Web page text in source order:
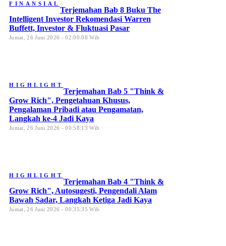
FINANSIAL
Terjemahan Bab 8 Buku The
Intelligent Investor Rekomendasi Warren
Buffett, Investor & Fluktuasi Pasar
Jumat, 26 Juni 2026 - 02:00:08 Wib
HIGHLIGHT
Terjemahan Bab 5 "Think &
Grow Rich", Pengetahuan Khusus,
Pengalaman Pribadi atau Pengamatan,
Langkah ke-4 Jadi Kaya
Jumat, 26 Juni 2026 - 00:58:13 Wib
HIGHLIGHT
Terjemahan Bab 4 "Think &
Grow Rich", Autosugesti, Pengendali Alam
Bawah Sadar, Langkah Ketiga Jadi Kaya
Jumat, 26 Juni 2026 - 00:35:35 Wib